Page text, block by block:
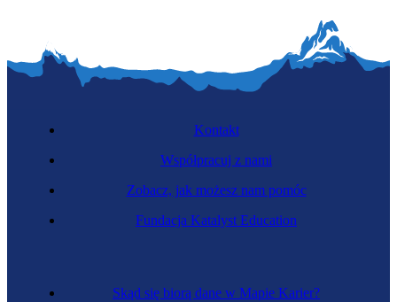
Energetyczka
Skąd się biorą dane w Mapie Karier?
Kontakt
Współpracuj z nami
Zobacz, jak możesz nam pomóc
Fundacja Katalyst Education